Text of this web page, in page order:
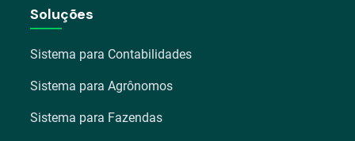
Soluções
Sistema para Contabilidades
Sistema para Agrônomos
Sistema para Fazendas